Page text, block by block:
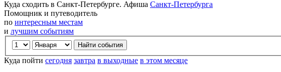
Куда сходить в Санкт-Петербурге. Афиша Санкт-Петербурга
Помощник и путеводитель
по интересным местам
и лучшим событиям
Куда пойти сегодня завтра в выходные в этом месяце